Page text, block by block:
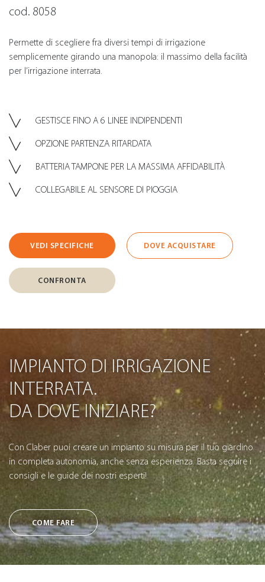
cod. 8058
Permette di scegliere fra diversi tempi di irrigazione
semplicemente girando una manopola: il massimo della facilità
per l’irrigazione interrata.
GESTISCE FINO A 6 LINEE INDIPENDENTI
OPZIONE PARTENZA RITARDATA
BATTERIA TAMPONE PER LA MASSIMA AFFIDABILITÀ
COLLEGABILE AL SENSORE DI PIOGGIA
VEDI SPECIFICHE DOVE ACQUISTARE
CONFRONTA
IMPIANTO DI IRRIGAZIONE
INTERRATA.
DA DOVE INIZIARE?
Con Claber puoi creare un impianto su misura per il tuo giardino
in completa autonomia, anche senza esperienza. Basta seguire i
consigli e le guide dei nostri esperti!
COME FARE